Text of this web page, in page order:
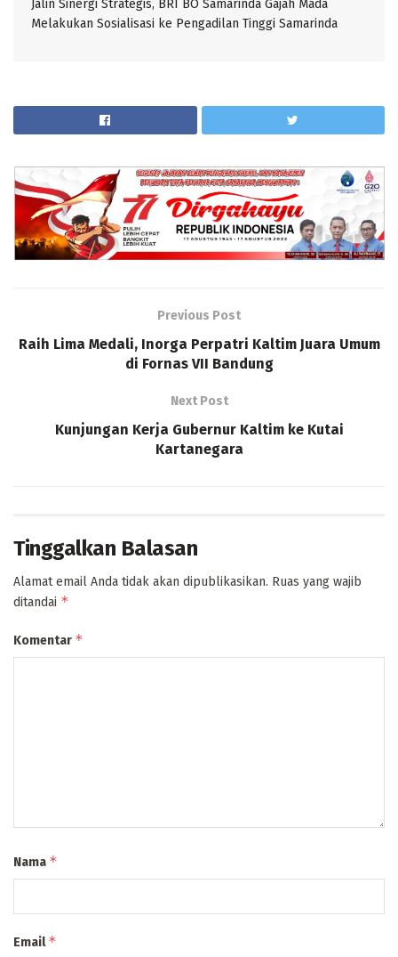
Jalin Sinergi Strategis, BRI BO Samarinda Gajah Mada
Melakukan Sosialisasi ke Pengadilan Tinggi Samarinda
Previous Post
Raih Lima Medali, Inorga Perpatri Kaltim Juara Umum
di Fornas VII Bandung
Next Post
Kunjungan Kerja Gubernur Kaltim ke Kutai
Kartanegara
Tinggalkan Balasan
Alamat email Anda tidak akan dipublikasikan. Ruas yang wajib
ditandai *
Komentar *
Nama *
Email*